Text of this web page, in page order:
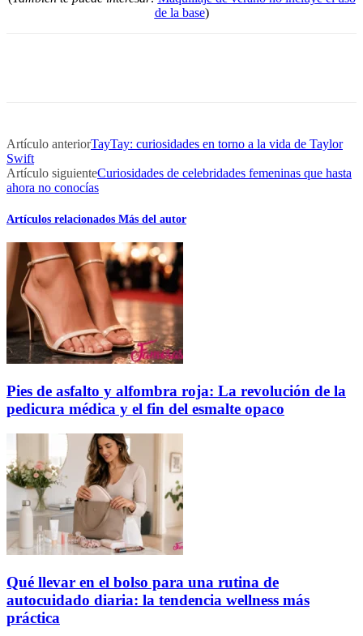
de la base)
Artículo anteriorTayTay: curiosidades en torno a la vida de Taylor
Swift
Artículo siguienteCuriosidades de celebridades femeninas que hasta
ahora no conocías
Artículos relacionados Más del autor
Pies de asfalto y alfombra roja: La revolución de la
pedicura médica y el fin del esmalte opaco
Qué llevar en el bolso para una rutina de
autocuidado diaria: la tendencia wellness más
práctica